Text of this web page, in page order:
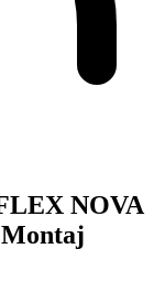
NOVA